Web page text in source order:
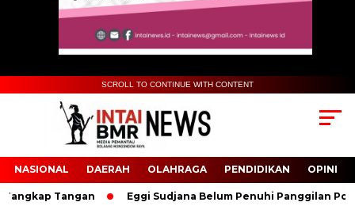
SCROLL TO CONTINUE WITH CONTENT
NASIONAL DAERAH OLAHRAGA PENDIDIKAN OPINI
Tangan Eggi Sudjana Belum Penuhi Panggilan Polisi